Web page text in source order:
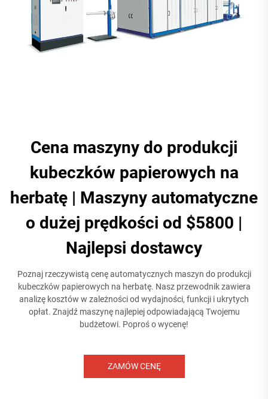
Cena maszyny do produkcji
kubeczków papierowych na
herbatę | Maszyny automatyczne
o dużej prędkości od $5800 |
Najlepsi dostawcy
Poznaj rzeczywistą cenę automatycznych maszyn do produkcji
kubeczków papierowych na herbatę. Nasz przewodnik zawiera
analizę kosztów w zależności od wydajności, funkcji i ukrytych
opłat. Znajdź maszynę najlepiej odpowiadającą Twojemu
budżetowi. Poproś o wycenę!
ZAMÓW CENĘ